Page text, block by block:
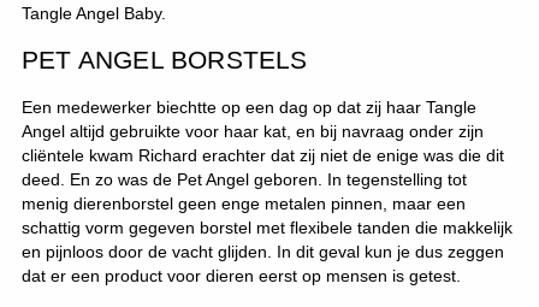
Tangle Angel Baby.
PET ANGEL BORSTELS
Een medewerker biechtte op een dag op dat zij haar Tangle
Angel altijd gebruikte voor haar kat, en bij navraag onder zijn
cliëntele kwam Richard erachter dat zij niet de enige was die dit
deed. En zo was de Pet Angel geboren. In tegenstelling tot
menig dierenborstel geen enge metalen pinnen, maar een
schattig vorm gegeven borstel met flexibele tanden die makkelijk
en pijnloos door de vacht glijden. In dit geval kun je dus zeggen
dat er een product voor dieren eerst op mensen is getest.